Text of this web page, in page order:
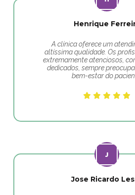
Henrique
A clínica oferece um
altíssima qualidade. Os
extremamente atenciosos,
dedicados, sempre
bem-estar do
Jose Ricardo